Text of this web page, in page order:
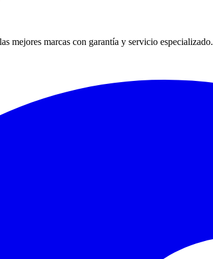
mejores marcas con garantía y servicio especializado.